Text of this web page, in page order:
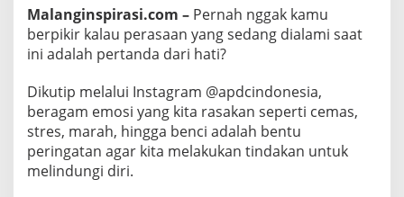
s
i
t
u
n
Malanginspirasi.com – Pernah nggak kamu
berpikir kalau perasaan yang sedang dialami saat
ini adalah pertanda dari hati?
Dikutip melalui Instagram @apdcindonesia,
beragam emosi yang kita rasakan seperti cemas,
stres, marah, hingga benci adalah bentu
peringatan agar kita melakukan tindakan untuk
melindungi diri.